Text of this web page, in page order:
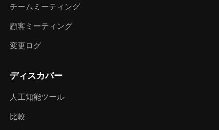
チームミーティング
顧客ミーティング
変更ログ
ディスカバー
人工知能ツール
比較